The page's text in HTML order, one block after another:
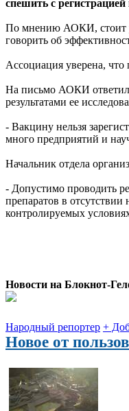
спешить с
По мнению АОКИ, стоит
говорить об
Ассоциация уверена,
На письмо АОКИ
результатами ее
- Вакцину нельзя
много предприятий и
Начальник отдела
- Допустимо проводить
препаратов в
контролируемых
Новости на Блoкнoт-
Народный репортер +
Новое от